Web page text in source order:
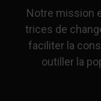
Notre mission
trices de
faciliter la
outiller la